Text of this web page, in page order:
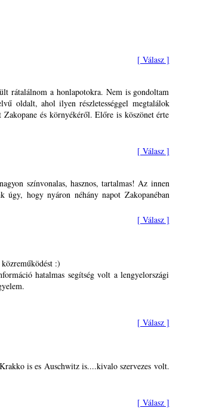
[ Válasz ]
rátalálnom a honlapotokra. Nem is gondoltam
oldalt, ahol ilyen részletességgel megtalálok
és környékéről. Előre is köszönet érte
[ Válasz ]
színvonalas, hasznos, tartalmas! Az innen
úgy, hogy nyáron néhány napot Zakopanéban
[ Válasz ]
:)
hatalmas segítség volt a lengyelországi
[ Válasz ]
is es Auschwitz is....kivalo szervezes volt.
[ Válasz ]